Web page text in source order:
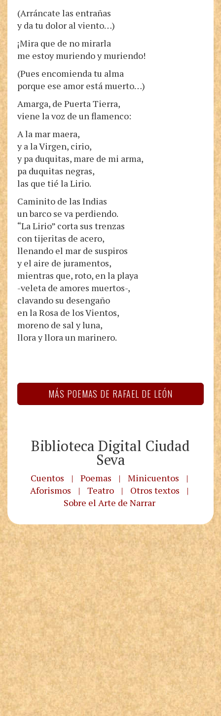
(Arráncate las entrañas
y da tu dolor al viento…)
¡Mira que de no mirarla
me estoy muriendo y muriendo!
(Pues encomienda tu alma
porque ese amor está muerto…)
Amarga, de Puerta Tierra,
viene la voz de un flamenco:
A la mar maera,
y a la Virgen, cirio,
y pa duquitas, mare de mi arma,
pa duquitas negras,
las que tié la Lirio.
Caminito de las Indias
un barco se va perdiendo.
“La Lirio” corta sus trenzas
con tijeritas de acero,
llenando el mar de suspiros
y el aire de juramentos,
mientras que, roto, en la playa
-veleta de amores muertos-,
clavando su desengaño
en la Rosa de los Vientos,
moreno de sal y luna,
llora y llora un marinero.
MÁS POEMAS DE RAFAEL DE LEÓN
Biblioteca Digital Ciudad
Seva
Cuentos | Poemas | Minicuentos
|
Aforismos
| Teatro | Otros textos
|
Sobre el Arte de Narrar